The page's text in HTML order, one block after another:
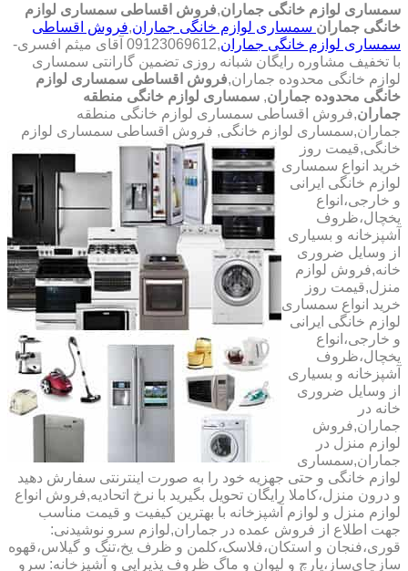
سمساری لوازم خانگی جماران,فروش اقساطی سمساری لوازم
خانگی جماران سمساری لوازم خانگی جماران,فروش اقساطی
سمساری لوازم خانگی جماران
,09123069612 آقای میثم افسری-
با تخفیف مشاوره رایگان شبانه روزی تضمین گارانتی سمساری
لوازم خانگی محدوده جماران,فروش اقساطی سمساری لوازم
خانگی محدوده جماران, سمساری لوازم خانگی منطقه
جماران,فروش اقساطی سمساری لوازم خانگی منطقه
جماران,سمساری لوازم خانگی, فروش اقساطی سمساری لوازم
خانگی,قیمت روز
خرید انواع سمساری
لوازم خانگی ایرانی
و خارجی،انواع
یخچال،ظروف
آشپزخانه و بسیاری
از وسایل ضروری
خانه,فروش لوازم
منزل,قیمت روز
خرید انواع سمساری
لوازم خانگی ایرانی
و خارجی،انواع
یخچال،ظروف
آشپزخانه و بسیاری
از وسایل ضروری
خانه در
جماران,فروش
لوازم منزل در
جماران,سمساری
لوازم خانگی و حتی جهزیه خود را به صورت اینترنتی سفارش دهید
و درون منزل،کاملا رایگان تحویل بگیرید با نرخ اتحادیه,فروش انواع
لوازم منزل و لوازم آشپزخانه با بهترین کیفیت و قیمت مناسب
جهت اطلاع از فروش عمده در جماران,لوازم سرو نوشیدنی:
قوری،فنجان و استکان،فلاسک،کلمن و ظرف یخ،تنگ و گیلاس،قهوه
سازچای‌ساز،پارچ و لیوان و ماگ ظروف پذیرایی و آشپزخانه: سرو